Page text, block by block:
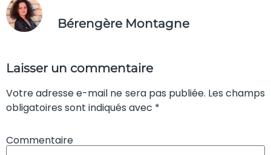
Bérengère Montagne
Laisser un commentaire
Votre adresse e-mail ne sera pas publiée. Les champs
obligatoires sont indiqués avec *
Commentaire